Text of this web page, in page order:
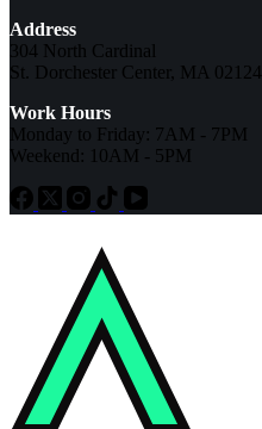
Address
304 North Cardinal
St. Dorchester Center, MA 02124
Work Hours
Monday to Friday: 7AM - 7PM
Weekend: 10AM - 5PM